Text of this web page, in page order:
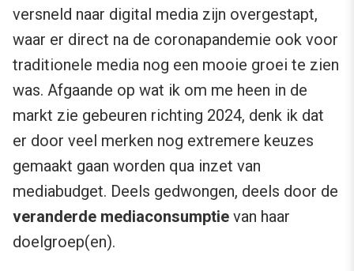
versneld naar digital media zijn overgestapt,
waar er direct na de coronapandemie ook voor
traditionele media nog een mooie groei te zien
was. Afgaande op wat ik om me heen in de
markt zie gebeuren richting 2024, denk ik dat
er door veel merken nog extremere keuzes
gemaakt gaan worden qua inzet van
mediabudget. Deels gedwongen, deels door de
veranderde mediaconsumptie van haar
doelgroep(en).